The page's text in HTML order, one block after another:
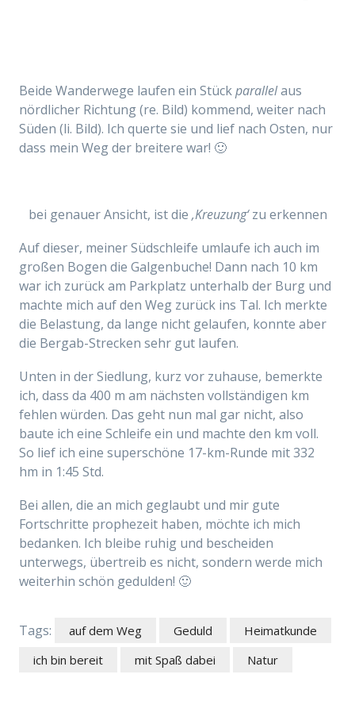
Beide Wanderwege laufen ein Stückparallelaus
nördlicher Richtung (re. Bild) kommend, weiter nach
Süden (li. Bild). Ich querte sie und lief nach Osten, nur
dass mein Weg der breitere war! 🙂
bei genauer Ansicht, ist die ‚Kreuzung‘zu erkennen
Auf dieser, meiner Südschleife umlaufe ich auch im
großen Bogen die Galgenbuche! Dann nach 10 km
war ich zurück am Parkplatz unterhalb der Burg und
machte mich auf den Weg zurück ins Tal. Ich merkte
die Belastung, da lange nicht gelaufen, konnte aber
die Bergab-Strecken sehr gut laufen.
Unten in der Siedlung, kurz vor zuhause, bemerkte
ich, dass da 400 m am nächsten vollständigen km
fehlen würden. Das geht nun mal gar nicht, also
baute ich eine Schleife ein und machte den km voll.
So lief ich eine superschöne 17-km-Runde mit 332
hm in 1:45 Std.
Bei allen, die an mich geglaubt und mir gute
Fortschritte prophezeit haben, möchte ich mich
bedanken. Ich bleibe ruhig und bescheiden
unterwegs, übertreib es nicht, sondern werde mich
weiterhin schön gedulden! 🙂
Tags: auf dem Weg Geduld
Heimatkunde
ich bin bereit
mit Spaß dabei Natur